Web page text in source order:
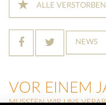
ALLE
NEWS
VOR EINEM
MUSSTEN WIR UNS